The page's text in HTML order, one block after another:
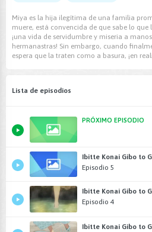
Miya es la hija ilegítima de una familia
muere, está convencida de que sabe lo que
¡una vida de servidumbre y miseria a
hermanastras! Sin embargo, cuando
espera que la traten como a basura, ¡en
Lista de episodios
PRÓXIMO EPISODIO
Ibitte Konai Gibo to
Episodio 5
Ibitte Konai Gibo to
Episodio 4
Ibitte Konai Gibo to